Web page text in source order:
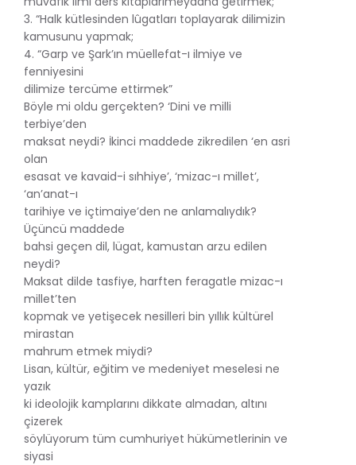
3. “Halk kütlesinden lûgatları toplayarak dilimizin
kamusunu yapmak;
4. “Garp ve Şark’ın müellefat-ı ilmiye ve
fenniyesini
dilimize tercüme ettirmek”
Böyle mi oldu gerçekten? ‘Dini ve milli
terbiye’den
maksat neydi? İkinci maddede zikredilen ‘en asri
olan
esasat ve kavaid-i sıhhiye’, ‘mizac-ı millet’,
‘an’anat-ı
tarihiye ve içtimaiye’den ne anlamalıydık?
Üçüncü maddede
bahsi geçen dil, lügat, kamustan arzu edilen
neydi?
Maksat dilde tasfiye, harften feragatle mizac-ı
millet’ten
kopmak ve yetişecek nesilleri bin yıllık kültürel
mirastan
mahrum etmek miydi?
Lisan, kültür, eğitim ve medeniyet meselesi ne
yazık
ki ideolojik kamplarını dikkate almadan, altını
çizerek
söylüyorum tüm cumhuriyet hükümetlerinin ve
siyasi